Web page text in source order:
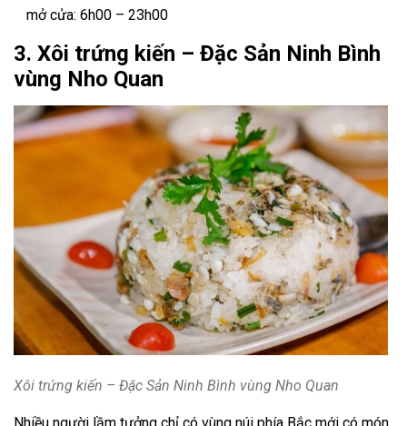
mở cửa: 6h00 – 23h00
3. Xôi trứng kiến – Đặc Sản Ninh Bình
vùng Nho Quan
Xôi trứng kiến – Đặc Sản Ninh Bình vùng Nho Quan